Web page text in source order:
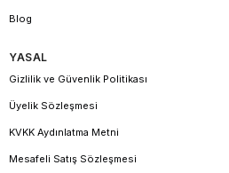
Blog
YASAL
Gizlilik ve Güvenlik Politikası
Üyelik Sözleşmesi
KVKK Aydınlatma Metni
Mesafeli Satış Sözleşmesi